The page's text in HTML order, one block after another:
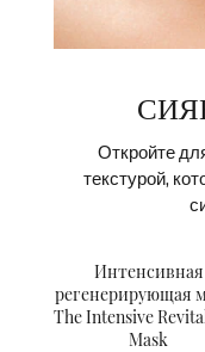
Откройте
текстурой,
Интенсивная
регенерирующая
The Intensive
Mask